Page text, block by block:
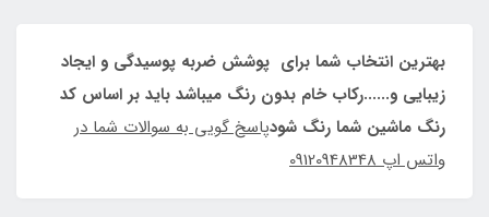
بهترین انتخاب شما برای پوشش ضربه پوسیدگی و ایجاد
زیبایی و......رکاب خام بدون رنگ میباشد باید بر اساس کد
رنگ ماشین شما رنگ شودپاسخ گویی به سوالات شما در
واتس اپ 09120948348